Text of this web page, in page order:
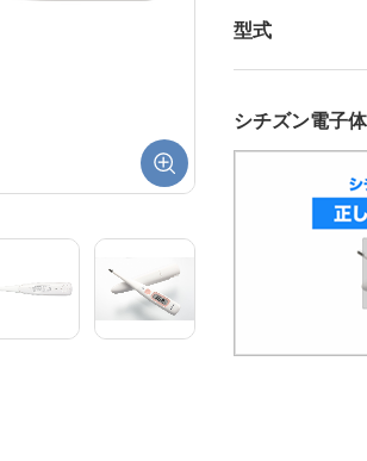
型式
シチズン電子